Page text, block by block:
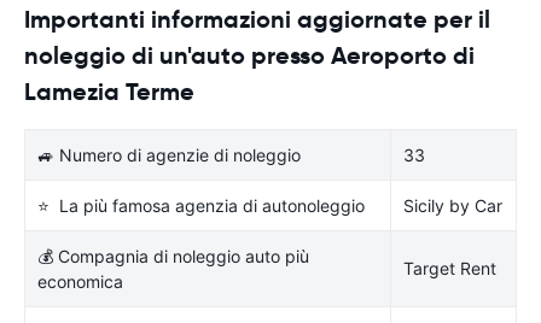
Importanti informazioni aggiornate per il
noleggio di un'auto presso Aeroporto di
Lamezia Terme
🚙 Numero di agenzie di noleggio 33
⭐ La più famosa agenzia di autonoleggio Sicily by Car
💰 Compagnia di noleggio auto più
economica
Target Rent